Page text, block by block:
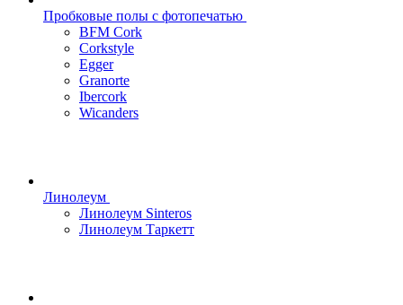
Пробковые полы с фотопечатью
BFM Cork
Corkstyle
Egger
Granorte
Ibercork
Wicanders
Линолеум
Линолеум Sinteros
Линолеум Таркетт